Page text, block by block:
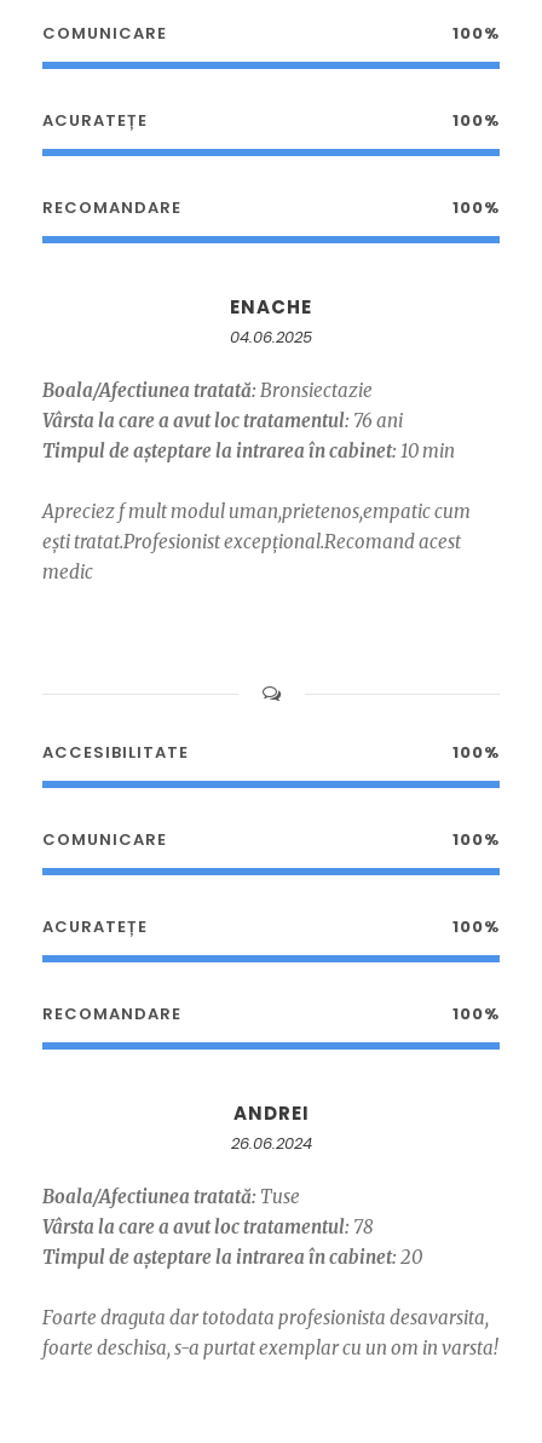
COMUNICARE 100%
ACURATEȚE 100%
RECOMANDARE 100%
ENACHE
04.06.2025
Boala/Afectiunea tratată: Bronsiectazie
Vârsta la care a avut loc tratamentul: 76 ani
Timpul de așteptare la intrarea în cabinet: 10 min
Apreciez f mult modul uman,prietenos,empatic cum
ești tratat.Profesionist excepțional.Recomand acest
medic
ACCESIBILITATE 100%
COMUNICARE 100%
ACURATEȚE 100%
RECOMANDARE 100%
ANDREI
26.06.2024
Boala/Afectiunea tratată: Tuse
Vârsta la care a avut loc tratamentul: 78
Timpul de așteptare la intrarea în cabinet: 20
Foarte draguta dar totodata profesionista desavarsita,
foarte deschisa, s-a purtat exemplar cu un om in varsta!